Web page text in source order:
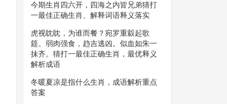
今期生肖四六开，四海之内皆兄弟猜打
一最佳正确生肖、解释词语释义落实
虎视眈眈，为谁而餐？宛罗重縠起歌
筵。弱肉强食，趋吉逃凶。似血如朱一
抹齐。猜打一最佳正确生肖，最优释义
解析成语
冬暖夏凉是指什么生肖，成语解析重点
答案